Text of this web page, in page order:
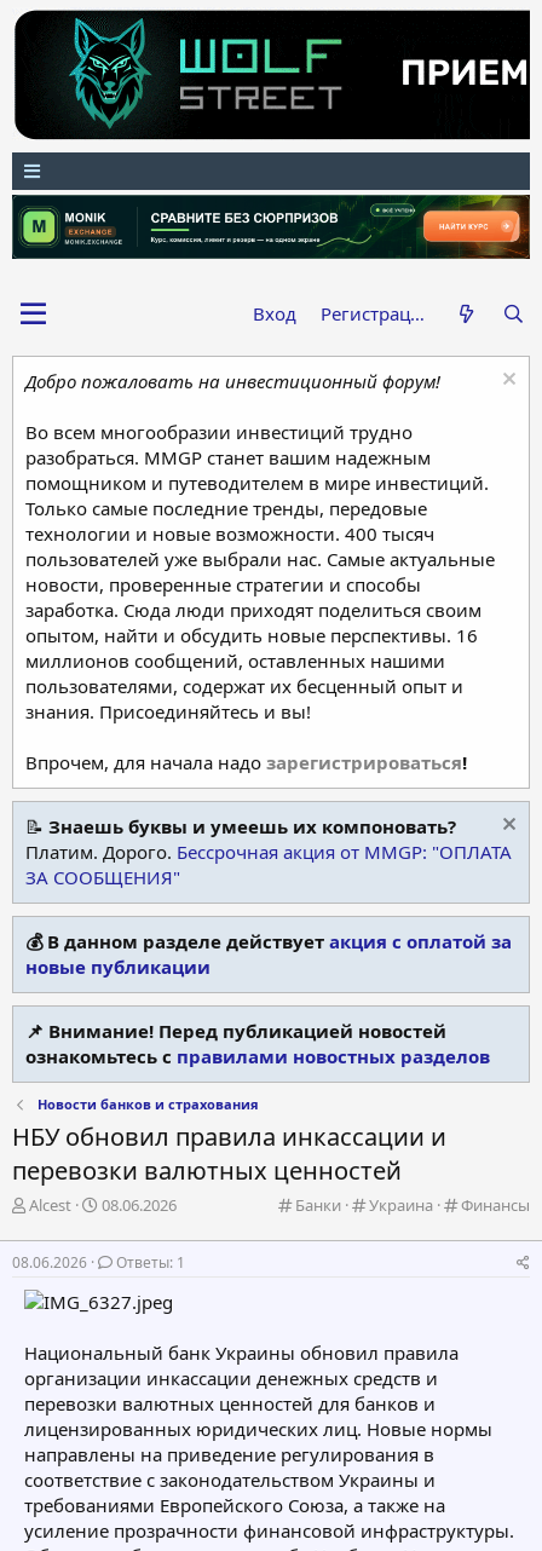
Вход Регистрация
Добро пожаловать на инвестиционный форум!
Во всем многообразии инвестиций трудно
разобраться. MMGP станет вашим надежным
помощником и путеводителем в мире инвестиций.
Только самые последние тренды, передовые
технологии и новые возможности. 400 тысяч
пользователей уже выбрали нас. Самые актуальные
новости, проверенные стратегии и способы
заработка. Сюда люди приходят поделиться своим
опытом, найти и обсудить новые перспективы. 16
миллионов сообщений, оставленных нашими
пользователями, содержат их бесценный опыт и
знания. Присоединяйтесь и вы!
Впрочем, для начала надо зарегистрироваться!
📝 Знаешь буквы и умеешь их компоновать?
Платим. Дорого. Бессрочная акция от MMGP: "ОПЛАТА
ЗА СООБЩЕНИЯ"
💰 В данном разделе действует акция с оплатой за
новые публикации
📌 Внимание! Перед публикацией новостей
ознакомьтесь с правилами новостных разделов
Новости банков и страхования
НБУ обновил правила инкассации и
перевозки валютных ценностей
К
т
и
я
Банки
К
т
и
я
Украина
К
т
Финансы
А
т
о
р
т
м
ы
Alcest
Д
т
а
а
а
л
а
08.06.2026
08.06.2026 Ответы: 1
Национальный банк Украины обновил правила
организации инкассации денежных средств и
перевозки валютных ценностей для банков и
лицензированных юридических лиц. Новые нормы
направлены на приведение регулирования в
соответствие с законодательством Украины и
требованиями Европейского Союза, а также на
усиление прозрачности финансовой инфраструктуры.